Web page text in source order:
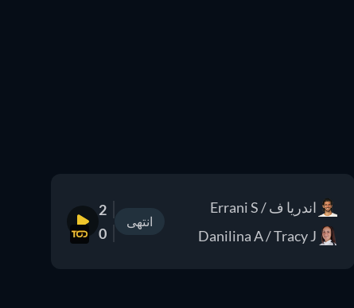
اندريا ف / Errani S
Danilina A / Tracy J
انتهى
2
0